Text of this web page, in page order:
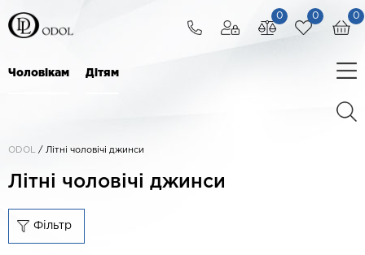
0
0
0
Чоловікам Дітям
ODOL / Літні чоловічі джинси
Літні чоловічі джинси
Фільтр